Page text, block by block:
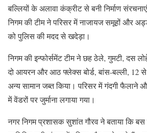
बल्लियों के अलावा कंक्रीट से बनी निर्माण
निगम की टीम ने परिसर में नाजायज समूहों और
को पुलिस की मदद से खदेड़ा।
निगम की इन्फोर्समेंट टीम ने छह ठेले, गुमटी, दस
दो आयरन और आठ फ्लेक्स बोर्ड, बांस-बल्ली, 12
अन्य सामान जब्त किया। परिसर में गंदगी फैलाने
में वेंडरों पर जुर्माना लगाया गया।
नगर निगम प्रशासक सुशांत गौरव ने बताया कि बस